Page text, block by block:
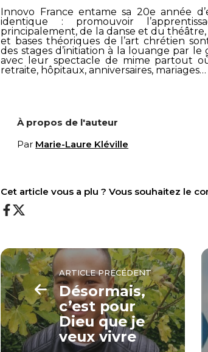
Innovo France entame sa 20e année
identique : promouvoir
principalement, de la danse et du
et bases théoriques de l’art chrétien
des stages d’initiation à la louange par
avec leur spectacle de mime partout
retraite, hôpitaux, anniversaires, mariages…
À propos de l'auteur
Par Marie-Laure Kléville
Cet article vous a plu ? Vous souhaitez le
ARTICLE PRÉCÉDENT
Désormais,
c’est pour
Dieu que je
veux vivre